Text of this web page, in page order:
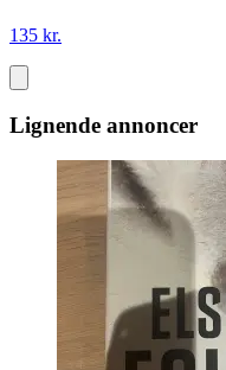
135 kr.
Lignende annoncer